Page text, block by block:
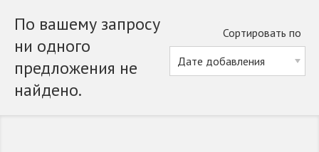
Сортировать по
По вашему запросу
ни одного
предложения не
найдено.